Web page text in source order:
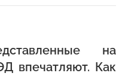
на
впечатляют. Как